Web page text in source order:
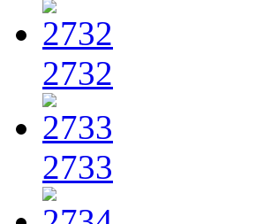
2732
2733